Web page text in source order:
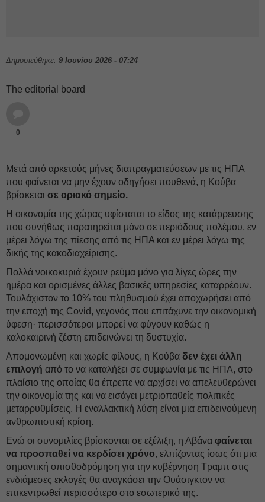
Δημοσιεύθηκε: 9 Ιουνίου 2026 - 07:24
The editorial board
0
Μετά από αρκετούς μήνες διαπραγματεύσεων με τις ΗΠΑ
που φαίνεται να μην έχουν οδηγήσει πουθενά, η Κούβα
βρίσκεται σε οριακό σημείο.
Η οικονομία της χώρας υφίσταται το είδος της κατάρρευσης
που συνήθως παρατηρείται μόνο σε περιόδους πολέμου, εν
μέρει λόγω της πίεσης από τις ΗΠΑ και εν μέρει λόγω της
δικής της κακοδιαχείρισης.
Πολλά νοικοκυριά έχουν ρεύμα μόνο για λίγες ώρες την
ημέρα και ορισμένες άλλες βασικές υπηρεσίες καταρρέουν.
Τουλάχιστον το 10% του πληθυσμού έχει αποχωρήσει από
την εποχή της Covid, γεγονός που επιτάχυνε την οικονομική
ύφεση· περισσότεροι μπορεί να φύγουν καθώς η
καλοκαιρινή ζέστη επιδεινώνει τη δυστυχία.
Απομονωμένη και χωρίς φίλους, η Κούβα δεν έχει άλλη
επιλογή από το να καταλήξει σε συμφωνία με τις ΗΠΑ, στο
πλαίσιο της οποίας θα έπρεπε να αρχίσει να απελευθερώνει
την οικονομία της και να εισάγει μετριοπαθείς πολιτικές
μεταρρυθμίσεις. Η εναλλακτική λύση είναι μια επιδεινούμενη
ανθρωπιστική κρίση.
Ενώ οι συνομιλίες βρίσκονται σε εξέλιξη, η Αβάνα φαίνεται
να προσπαθεί να κερδίσει χρόνο, ελπίζοντας ίσως ότι μια
σημαντική οπισθοδρόμηση για την κυβέρνηση Τραμπ στις
ενδιάμεσες εκλογές θα αναγκάσει την Ουάσιγκτον να
επικεντρωθεί περισσότερο στο εσωτερικό της.